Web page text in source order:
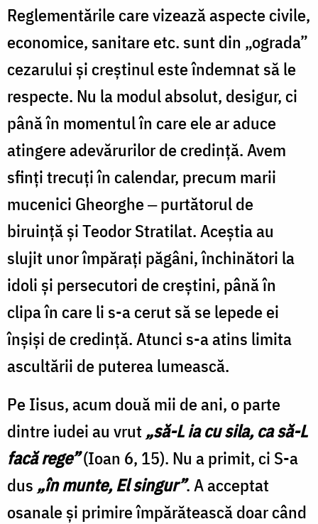
Reglementările care vizează aspecte civile,
economice, sanitare etc. sunt din „ograda”
cezarului și creștinul este îndemnat să le
respecte. Nu la modul absolut, desigur, ci
până în momentul în care ele ar aduce
atingere adevărurilor de credință. Avem
sfinți trecuți în calendar, precum marii
mucenici Gheorghe ‒ purtătorul de
biruință și Teodor Stratilat. Aceștia au
slujit unor împărați păgâni, închinători la
idoli și persecutori de creștini, până în
clipa în care li s-a cerut să se lepede ei
înșiși de credință. Atunci s-a atins limita
ascultării de puterea lumească.
Pe Iisus, acum două mii de ani, o parte
dintre iudei au vrut „să-L ia cu sila, ca să-L
facă rege”(Ioan 6, 15). Nu a primit, ci S-a
dus „în munte, El singur”. A acceptat
osanale și primire împărătească doar când